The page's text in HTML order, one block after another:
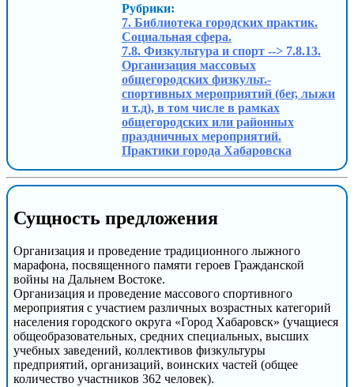
Рубрики:
7. Библиотека городских практик.
Социальная сфера.
7.8. Физкультура и спорт --> 7.8.13.
Организация массовых
общегородских физкульт.-
спортивных мероприятий (бег, лыжи
и т.д), в том числе в рамках
общегородских или районных
праздничных мероприятий.
Практики города Хабаровска
Сущность предложения
Организация и проведение традиционного лыжного
марафона, посвященного памяти героев Гражданской
войны на Дальнем Востоке.
Организация и проведение массового спортивного
мероприятия с участием различных возрастных категорий
населения городского округа «Город Хабаровск» (учащиеся
общеобразовательных, средних специальных, высших
учебных заведений, коллективов физкультуры
предприятий, организаций, воинских частей (общее
количество участников 362 человек).